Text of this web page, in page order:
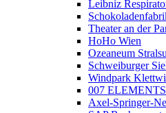
Leibniz
Theater an der
HoHo Wien
Ozeaneum
Schweiburger
Windpark
007
Axel-Springer-